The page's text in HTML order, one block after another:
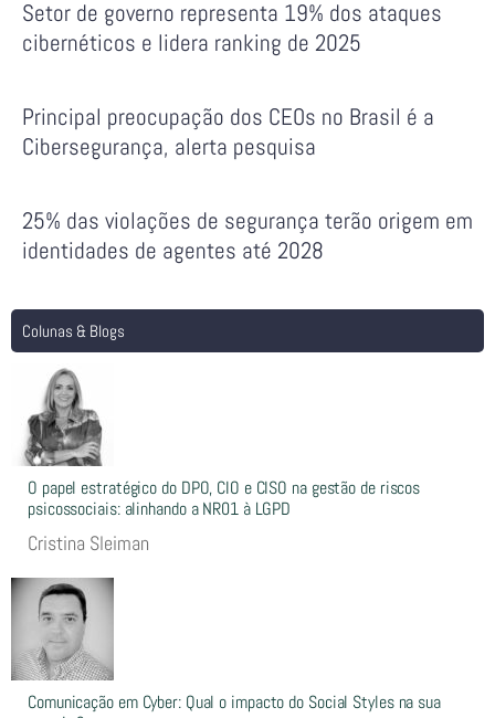
Setor de governo representa 19% dos ataques
cibernéticos e lidera ranking de 2025
Principal preocupação dos CEOs no Brasil é a
Cibersegurança, alerta pesquisa
25% das violações de segurança terão origem em
identidades de agentes até 2028
Colunas & Blogs
O papel estratégico do DPO, CIO e CISO na gestão de riscos
psicossociais: alinhando a NR01 à LGPD
Cristina Sleiman
Comunicação em Cyber: Qual o impacto do Social Styles na sua